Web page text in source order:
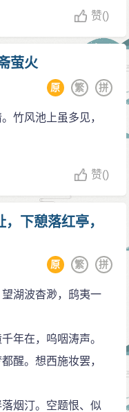
赞()
萤火
拼
繁
原
竹风池上虽多见，
赞()
下憩落红亭，
拼
繁
原
湖波杳渺，鸱夷一
年在，呜咽涛声。
醒。想西施妆罢，
烟汀。空题恨、似